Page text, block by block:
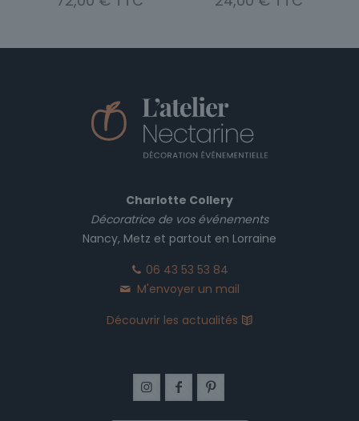
la
du
Charlotte Collery
Décoratrice de vos événements
Nancy, Metz et partout en Lorraine
06 43 53 53 84
M'envoyer un mail
Découvrir les actualités